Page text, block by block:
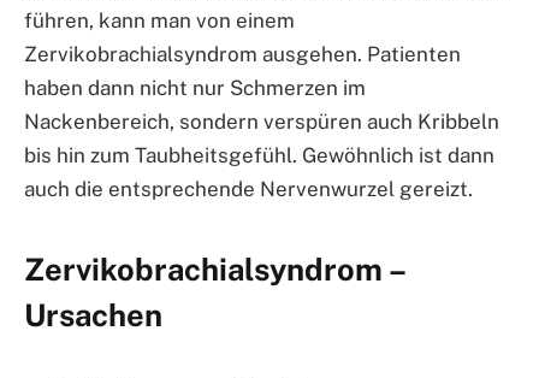
führen, kann man von einem
Zervikobrachialsyndrom ausgehen. Patienten
haben dann nicht nur Schmerzen im
Nackenbereich, sondern verspüren auch Kribbeln
bis hin zum Taubheitsgefühl. Gewöhnlich ist dann
auch die entsprechende Nervenwurzel gereizt.
Zervikobrachialsyndrom –
Ursachen